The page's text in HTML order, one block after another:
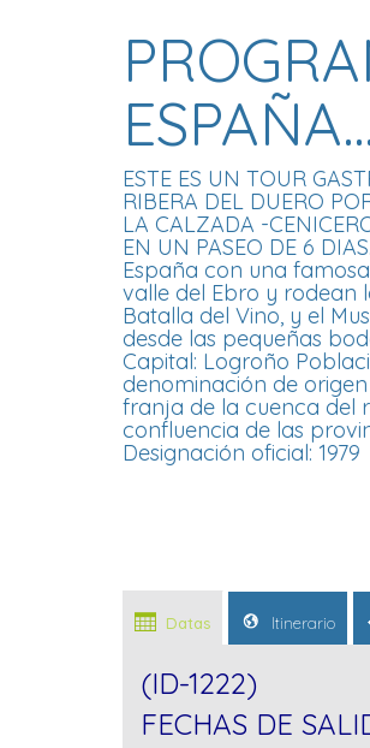
ESTE ES UN TOUR
RIBERA DEL DUERO
LA CALZADA -
EN UN PASEO DE 6
España con una
valle del Ebro y rodean
Batalla del Vino, y el
desde las pequeñas
Capital: Logroño
denominación de
franja de la cuenca del
confluencia de las
Designación oficial: 1979​
Datas Itinerario
(ID-1222)
FECHAS DE